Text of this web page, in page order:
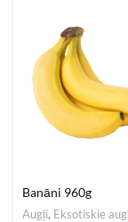
Banāni 960g
Augļi, Eksotiskie